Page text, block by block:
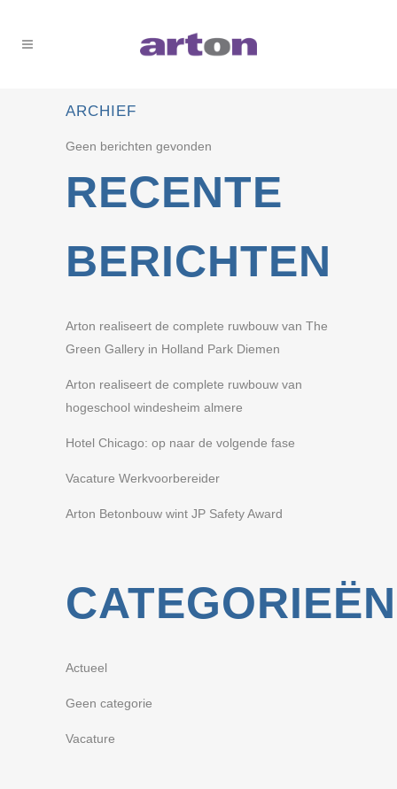
ARCHIEF
Geen berichten gevonden
RECENTE
BERICHTEN
Arton realiseert de complete ruwbouw van The
Green Gallery in Holland Park Diemen
Arton realiseert de complete ruwbouw van
hogeschool windesheim almere
Hotel Chicago: op naar de volgende fase
Vacature Werkvoorbereider
Arton Betonbouw wint JP Safety Award
CATEGORIEËN
Actueel
Geen categorie
Vacature